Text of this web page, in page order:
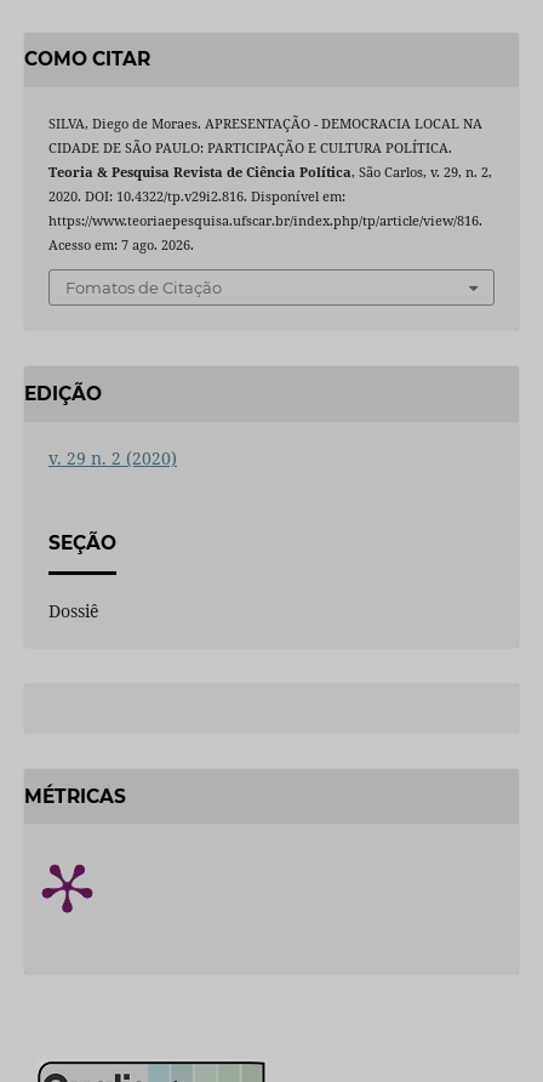
COMO CITAR
SILVA, Diego de Moraes. APRESENTAÇÃO - DEMOCRACIA LOCAL NA
CIDADE DE SÃO PAULO: PARTICIPAÇÃO E CULTURA POLÍTICA.
Teoria & Pesquisa Revista de Ciência Política, São Carlos, v. 29, n. 2,
2020. DOI: 10.4322/tp.v29i2.816. Disponível em:
https://www.teoriaepesquisa.ufscar.br/index.php/tp/article/view/816.
Acesso em: 7 ago. 2026.
Fomatos de Citação
EDIÇÃO
v. 29 n. 2 (2020)
SEÇÃO
Dossiê
MÉTRICAS